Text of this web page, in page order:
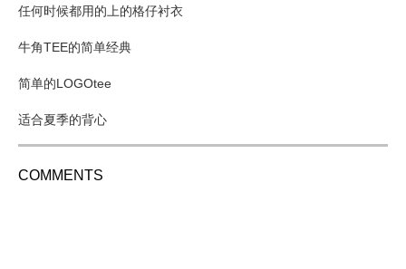
任何时候都用的上的格仔衬衣
牛角TEE的简单经典
简单的LOGOtee
适合夏季的背心
COMMENTS